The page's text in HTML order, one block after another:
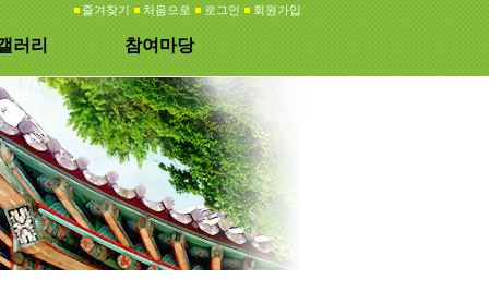
즐겨찾기 처음으로 로그인 회원가입
러리 참여마당